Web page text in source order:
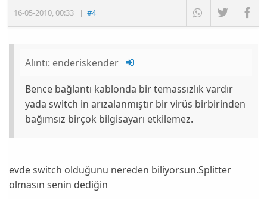
16-05-2010,00:33 |#4
Alıntı: enderiskender
Bence bağlantı kablonda bir temassızlık vardır
yada switch in arızalanmıştır bir virüs birbirinden
bağımsız birçok bilgisayarı etkilemez.
evde switch olduğunu nereden biliyorsun.Splitter
olmasın senin dediğin